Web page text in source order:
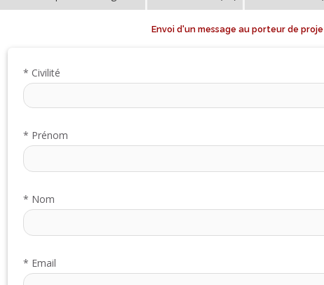
Envoi d'un message au porteur de
* Civilité
* Prénom
* Nom
* Email